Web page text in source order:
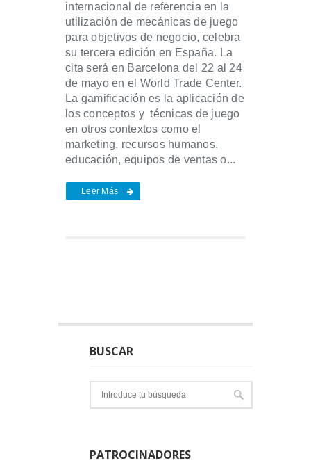
internacional de referencia en la
utilización de mecánicas de juego
para objetivos de negocio, celebra
su tercera edición en España. La
cita será en Barcelona del 22 al 24
de mayo en el World Trade Center.
La gamificación es la aplicación de
los conceptos y técnicas de juego
en otros contextos como el
marketing, recursos humanos,
educación, equipos de ventas o...
Leer Más
BUSCAR
PATROCINADORES